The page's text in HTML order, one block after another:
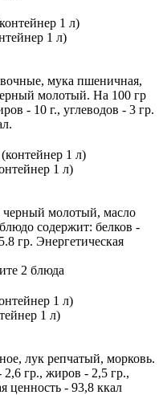
1 л)
мука пшеничная,
молотый. На 100 гр
- 10 г., углеводов - 3 гр.
1 л)
черный молотый, масло
содержит: белков -
гр. Энергетическая
2 блюда
1 л)
лук репчатый, морковь.
гр., жиров - 2,5 гр.,
ценность - 93,8 ккал